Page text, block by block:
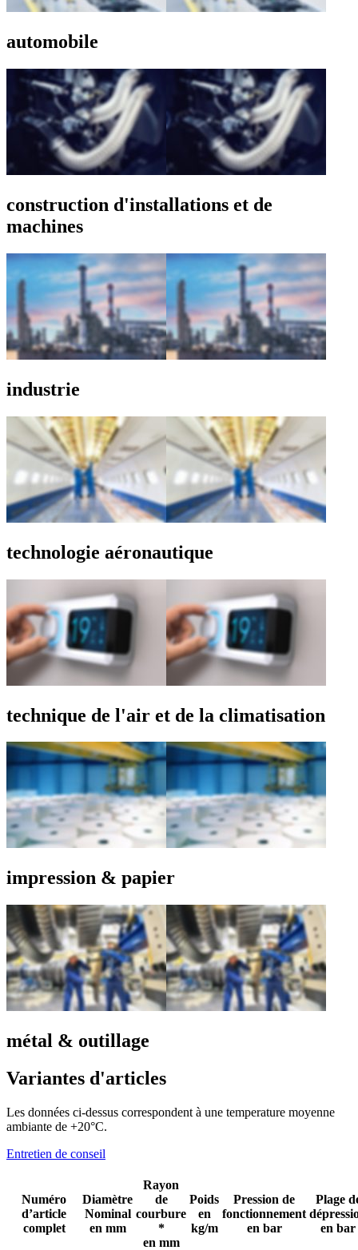
automobile
construction d'installations et de
machines
industrie
technologie aéronautique
technique de l'air et de la climatisation
impression & papier
métal & outillage
Variantes d'articles
Les données ci-dessus correspondent à une temperature moyenne
ambiante de +20°C.
Entretien de conseil
Numéro
d’article
complet
Diamètre
Nominal
en mm
Rayon
de
courbure
*
en mm
Poids
en
kg/m
Pression de
fonctionnement
en bar
Plage
en bar